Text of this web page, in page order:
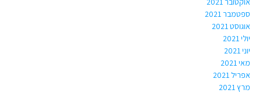
ספטמבר 2021
אוגוסט 2021
יולי 2021
יוני 2021
מאי 2021
אפריל 2021
מרץ 2021